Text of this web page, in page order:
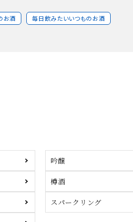
お酒 毎日飲みたいいつものお酒
吟醸
樽酒
スパークリング